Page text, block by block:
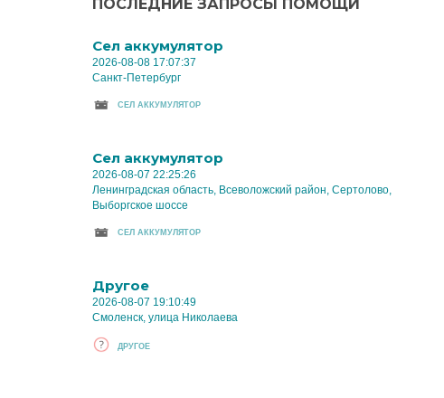
ПОСЛЕДНИЕ ЗАПРОСЫ ПОМОЩИ
Cел аккумулятор
2026-08-08 17:07:37
Санкт-Петербург
CЕЛ АККУМУЛЯТОР
Cел аккумулятор
2026-08-07 22:25:26
Ленинградская область, Всеволожский район, Сертолово,
Выборгское шоссе
CЕЛ АККУМУЛЯТОР
Другое
2026-08-07 19:10:49
Смоленск, улица Николаева
ДРУГОЕ